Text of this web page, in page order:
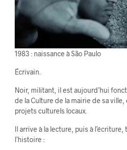
1983 : naissance à São Paulo
Écrivain.
Noir, militant, il est aujourd’hui
de la Culture de la mairie de sa
projets culturels locaux.
Il arrive à la lecture, puis à
l’histoire :